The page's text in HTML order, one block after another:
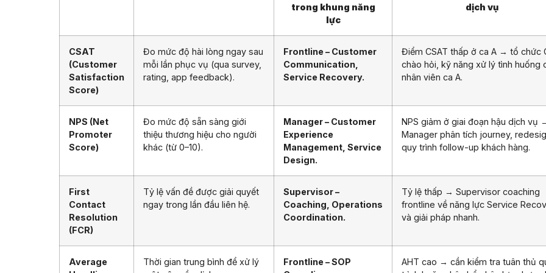
trong khung năng
lực
dịch vụ
CSAT
(Customer
Satisfaction
Score)
Đo mức độ hài lòng ngay sau
mỗi lần phục vụ (qua survey,
rating, app feedback).
Frontline – Customer
Communication,
Service Recovery.
Điểm CSAT thấp ở ca A → tổ chức
chào hỏi, kỹ năng xử lý tình huống
nhân viên ca A.
NPS (Net
Promoter
Score)
Đo mức độ sẵn sàng giới
thiệu thương hiệu cho người
khác (từ 0–10).
Manager – Customer
Experience
Management, Service
Design.
NPS giảm ở giai đoạn hậu dịch vụ
Manager phân tích journey,
quy trình follow-up khách hàng.
First
Contact
Resolution
(FCR)
Tỷ lệ vấn đề được giải quyết
ngay trong lần đầu liên hệ.
Supervisor –
Coaching, Operations
Coordination.
Tỷ lệ thấp → Supervisor coaching
frontline về năng lực Service
và giải pháp nhanh.
Average
Thời gian trung bình để xử lý
Frontline – SOP
AHT cao → cần kiểm tra tuân thủ